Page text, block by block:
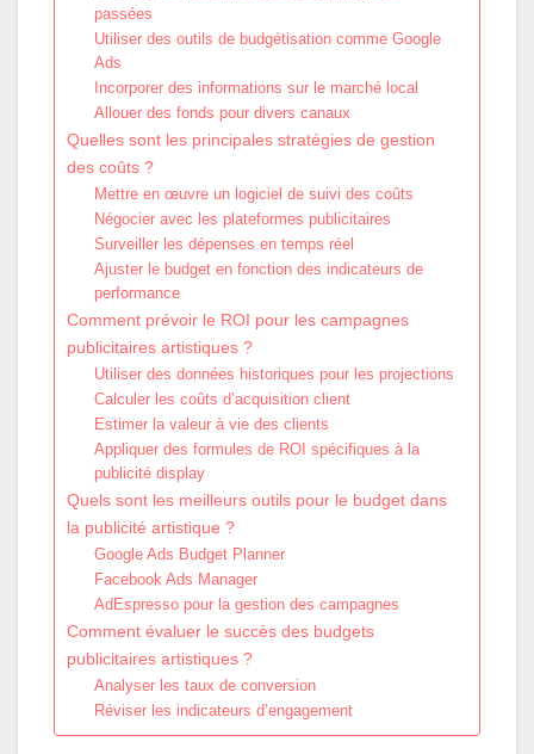
passées
Utiliser des outils de budgétisation comme Google
Ads
Incorporer des informations sur le marché local
Allouer des fonds pour divers canaux
Quelles sont les principales stratégies de gestion
des coûts ?
Mettre en œuvre un logiciel de suivi des coûts
Négocier avec les plateformes publicitaires
Surveiller les dépenses en temps réel
Ajuster le budget en fonction des indicateurs de
performance
Comment prévoir le ROI pour les campagnes
publicitaires artistiques ?
Utiliser des données historiques pour les projections
Calculer les coûts d’acquisition client
Estimer la valeur à vie des clients
Appliquer des formules de ROI spécifiques à la
publicité display
Quels sont les meilleurs outils pour le budget dans
la publicité artistique ?
Google Ads Budget Planner
Facebook Ads Manager
AdEspresso pour la gestion des campagnes
Comment évaluer le succès des budgets
publicitaires artistiques ?
Analyser les taux de conversion
Réviser les indicateurs d’engagement